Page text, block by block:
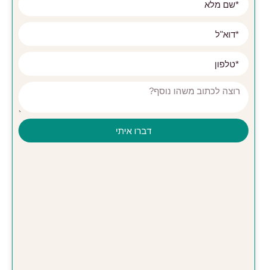
דברו איתי